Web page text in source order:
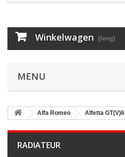
Winkelwagen (leeg)
MENU
Alfa Romeo Alfetta GT(V)6
RADIATEUR